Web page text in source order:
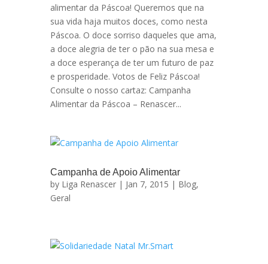
alimentar da Páscoa! Queremos que na
sua vida haja muitos doces, como nesta
Páscoa. O doce sorriso daqueles que ama,
a doce alegria de ter o pão na sua mesa e
a doce esperança de ter um futuro de paz
e prosperidade. Votos de Feliz Páscoa!
Consulte o nosso cartaz: Campanha
Alimentar da Páscoa – Renascer...
Campanha de Apoio Alimentar
by Liga Renascer | Jan 7, 2015 | Blog,
Geral